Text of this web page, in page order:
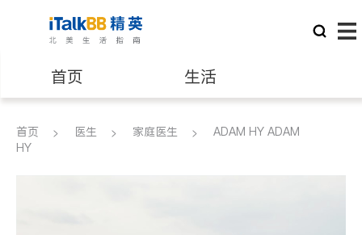
首页 生活
医生 律师
首页 医生 家庭医生
ADAM HY ADAM
HY